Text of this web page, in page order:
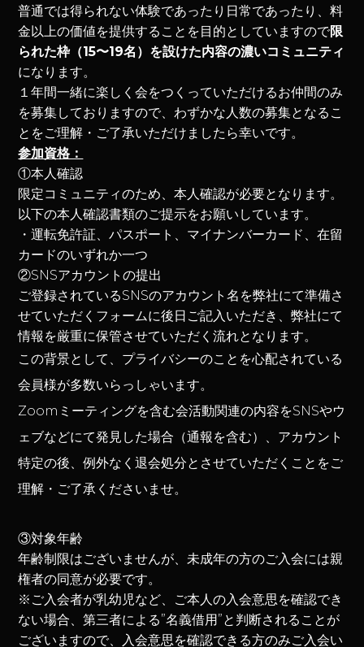
普通では得られない体験であったり日常であったり、料
金以上の価値を提供することを目的としていますので限
られた枠（15〜19名）を設けた内容の濃いコミュニティ
になります。
１年間一緒に楽しく会をつくっていただけるお仲間のみ
を募集しておりますので、わずかな人数の募集となるこ
とをご理解・ご了承いただけましたら幸いです。
参加資格：
①本人確認
限定コミュニティのため、本人確認が必要となります。
以下の本人確認書類のご提示をお願いしています。
・運転免許証、パスポート、マイナンバーカード、在留
カードのいずれか一つ
②SNSアカウントの提出
ご登録されているSNSのアカウント名を弊社にて準備さ
せていただくフォームに後日ご記入いただき、弊社にて
情報を厳重に保管させていただく流れとなります。
この背景として、プライバシーのことを心配されている
会員様が多数いらっしゃいます。
Zoomミーティングを含む会活動関連の内容をSNSやウ
ェブなどにて発見した場合（通報を含む）、アカウント
特定の後、例外なく退会処分とさせていただくことをご
理解・ご了承くださいませ。
③対象年齢
年齢制限はございませんが、未成年の方のご入会には親
権者の同意が必要です。
※ご入会者が乳幼児など、ご本人の入会意思を確認でき
ない場合、第三者による”名義借用”と判断されることが
ございますので、入会意思を確認できる方のみご入会い